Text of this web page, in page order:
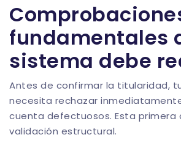
fundamentales
sistema debe
Antes de confirmar la titularidad,
necesita rechazar
cuenta defectuosos. Esta primera
validación estructural.